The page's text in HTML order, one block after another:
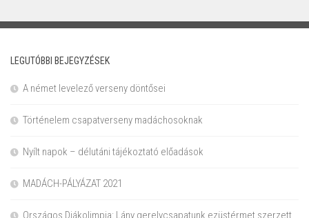
LEGUTÓBBI BEJEGYZÉSEK
A német levelező verseny döntősei
Történelem csapatverseny madáchosoknak
Nyílt napok – délutáni tájékoztató előadások
MADÁCH-PÁLYÁZAT 2021
Országos Diákolimpia: Lány gerelycsapatunk ezüstérmet szerzett